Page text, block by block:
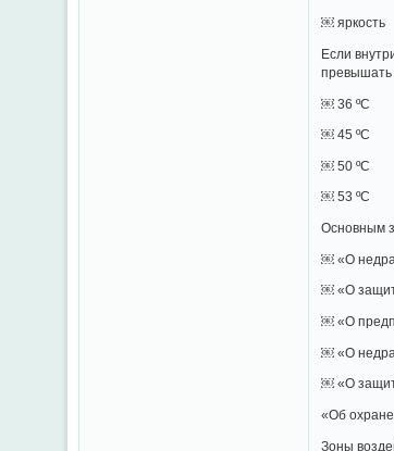
￼ яркость
Если
превышать
￼ 36 ºС
￼ 45 ºС
￼ 50 ºС
￼ 53 ºС
Основным
￼ «О
￼ «О
￼ «О
￼ «О
￼ «О
«Об
Зоны